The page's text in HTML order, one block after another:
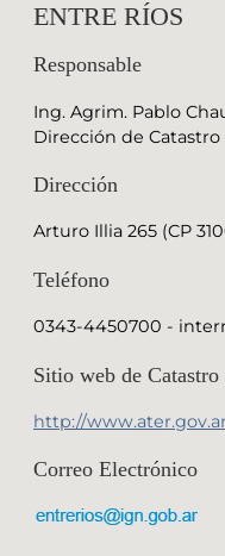
ENTRE RÍOS
Responsable
Ing. Agrim. Pablo
Dirección de
Dirección
Arturo Illia 265 (CP
Teléfono
0343-4450700 -
Sitio web de
http://www.ater.gov.ar
Correo Electrónico